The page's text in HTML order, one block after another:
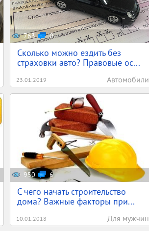
763 0
Сколько можно ездить без
страховки авто? Правовые ос...
23.01.2019 Автомобили
950 6
С чего начать строительство
дома? Важные факторы при...
10.01.2018 Для мужчин